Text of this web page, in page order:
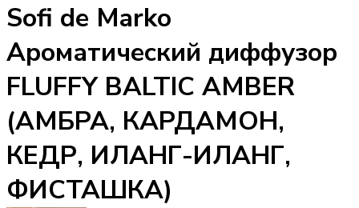
Sofi de Marko
Ароматический диффузор
FLUFFY BALTIC AMBER
(АМБРА, КАРДАМОН,
КЕДР, ИЛАНГ-ИЛАНГ,
ФИСТАШКА)